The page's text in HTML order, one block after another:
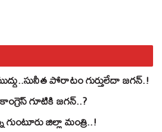
పోరాటం గుర్తులేదా జగన్.!
గూటికి జగన్..?
జిల్లా మంత్రి..!